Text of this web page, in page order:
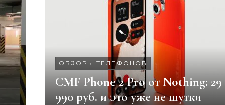
ОБЗОРЫ ТЕЛЕФОНОВ
CMF Phone 2 Pro от Nothing: 29
990 руб. и это уже не шутки